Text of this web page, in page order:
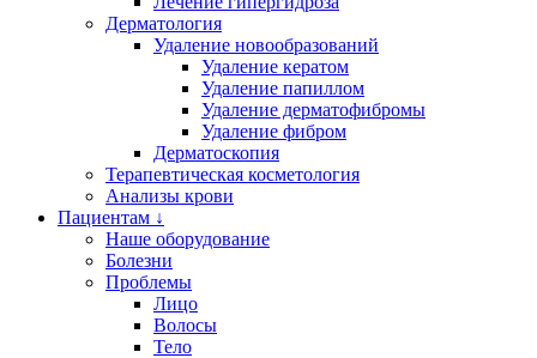
Дерматология
Удаление новообразований
Удаление кератом
Удаление папиллом
Удаление дерматофибромы
Удаление фибром
Дерматоскопия
Терапевтическая косметология
Анализы крови
Пациентам ↓
Наше оборудование
Болезни
Проблемы
Лицо
Волосы
Тело